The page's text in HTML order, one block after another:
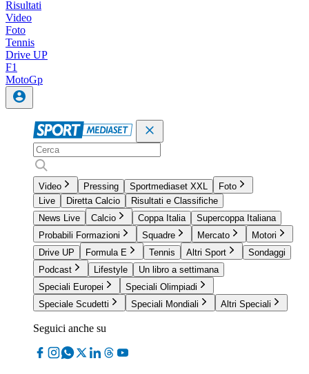
Risultati
Video
Foto
Tennis
Drive UP
F1
MotoGp
Video Pressing Sportmediaset XXL
Foto
Live
Diretta Calcio
Risultati e Classifiche
News Live
Calcio Coppa Italia
Supercoppa Italiana
Probabili Formazioni
Squadre Mercato
Motori
Drive UP
Formula E Tennis Altri Sport
Sondaggi
Podcast
Lifestyle
Un libro a settimana
Speciali Europei
Speciali Olimpiadi
Speciale Scudetti
Speciali Mondiali Altri Speciali
Seguici anche su